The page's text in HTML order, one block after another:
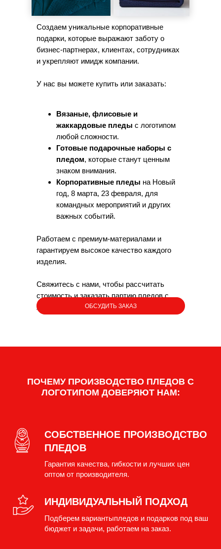
Создаем уникальные корпоративные
подарки, которые выражают заботу о
бизнес-партнерах, клиентах, сотрудниках
и укрепляют имидж компании.
У нас вы можете купить или заказать:
Вязаные, флисовые и
жаккардовые пледы с логотипом
любой сложности.
Готовые подарочные наборы с
пледом, которые станут ценным
знаком внимания.
Корпоративные пледы на Новый
год, 8 марта, 23 февраля, для
командных мероприятий и других
важных событий.
Работаем с премиум-материалами и
гарантируем высокое качество каждого
изделия.
Свяжитесь с нами, чтобы рассчитать
стоимость и заказать партию пледов с
логотипом для вашего бизнеса.
ОБСУДИТЬ ЗАКАЗ
ПОЧЕМУ ПРОИЗВОДСТВО ПЛЕДОВ С
ЛОГОТИПОМ ДОВЕРЯЮТ НАМ:
СОБСТВЕННОЕ ПРОИЗВОДСТВО
ПЛЕДОВ
Гарантия качества, гибкости и лучших цен
оптом от производителя.
ИНДИВИДУАЛЬНЫЙ ПОДХОД
Подберем вариантыпледов и подарков под ваш
бюджет и задачи, работаем на заказ.
или с бахромой- выберите ваш
логотипом – стильный и оригинальный премиум-подарок
СДЕЛАТЬ ЗАКАЗ
Подарочные наборы с пледом
и VIP-клиентов.